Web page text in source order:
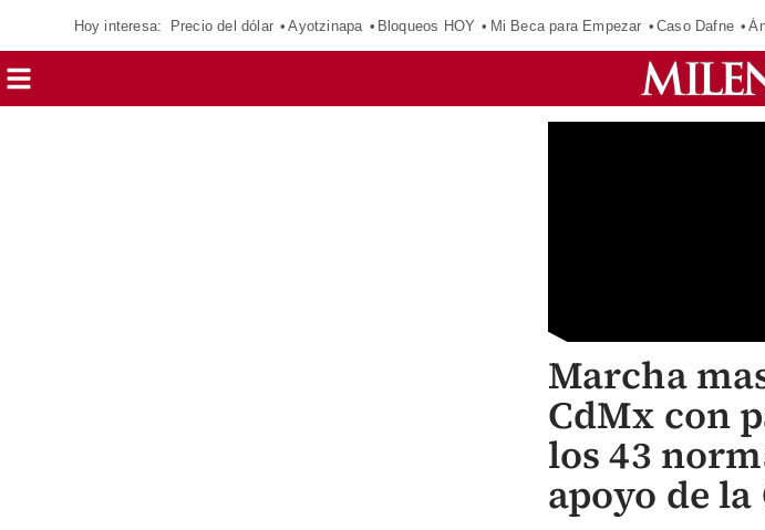
Hoy interesa: Precio del dólar Ayotzinapa Bloqueos HOY Mi Beca para Empezar Caso Dafne
Marcha
CdMx con
los 43
apoyo de la